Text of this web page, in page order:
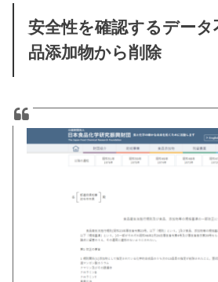
安全性を確認するデー
品添加物から削除